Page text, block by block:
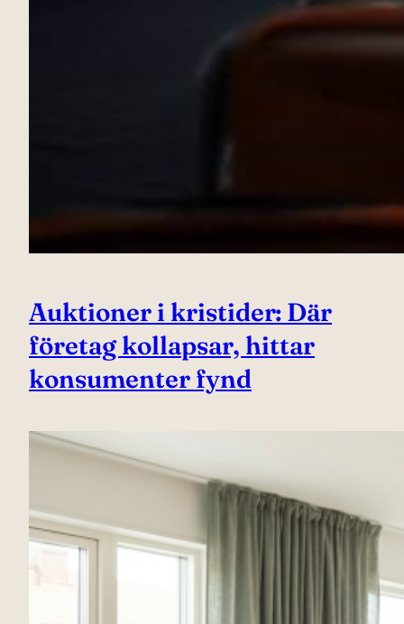
Auktioner i kristider: Där
företag kollapsar, hittar
konsumenter fynd